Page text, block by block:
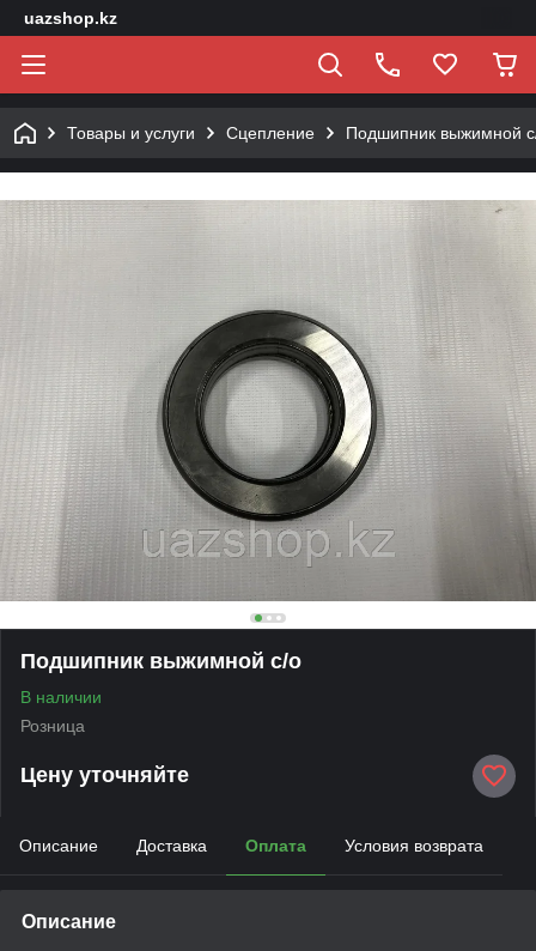
uazshop.kz
Товары и услуги Сцепление Подшипник выжимной
Подшипник выжимной с/о
В наличии
Розница
Цену уточняйте
Описание Доставка Оплата Условия возврата
Описание